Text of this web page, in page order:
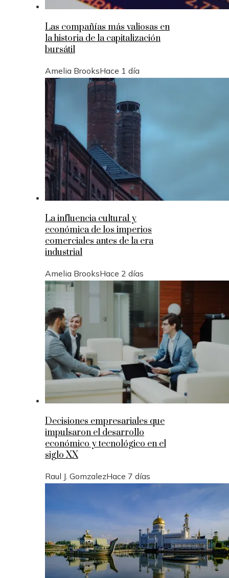
Las compañías más valiosas en
la historia de la capitalización
bursátil
Amelia BrooksHace 1 día
La influencia cultural y
económica de los imperios
comerciales antes de la era
industrial
Amelia BrooksHace 2 días
Decisiones empresariales que
impulsaron el desarrollo
económico y tecnológico en el
siglo XX
Raul J. GomzalezHace 7 días